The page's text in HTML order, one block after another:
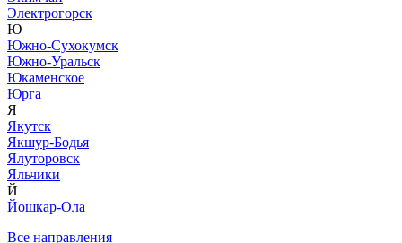
Электрогорск
Ю
Южно-Сухокумск
Южно-Уральск
Юкаменское
Юрга
Я
Якутск
Якшур-Бодья
Ялуторовск
Яльчики
Й
Йошкар-Ола
Все направления